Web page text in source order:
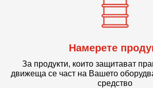
Намерете
За продукти, които защитават
движеща се част на Вашето
средство